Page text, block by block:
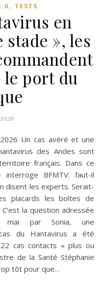
, TESTS
en
stade », les
le port du
des Andes sont
français. Dans ce
interroge BFMTV: faut-il
disent les experts. Serait-
placards les boîtes de
la question adressée
par Sonia, une
du Hantavirus a été
cas contacts « plus ou
de la Santé Stéphanie
tôt pour que…